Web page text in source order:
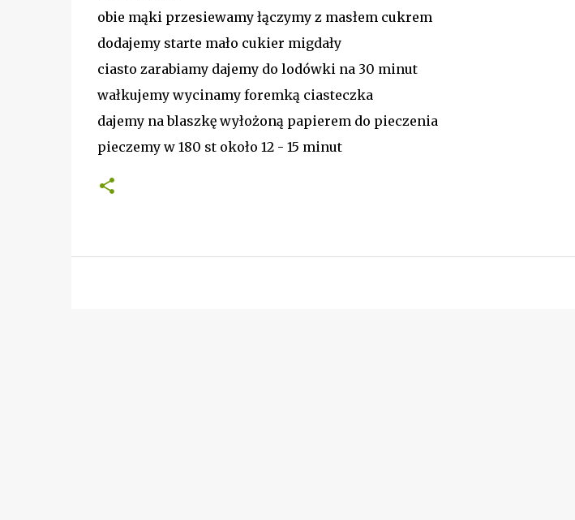
obie mąki przesiewamy łączymy z masłem cukrem
dodajemy starte mało cukier migdały
ciasto zarabiamy dajemy do lodówki na 30 minut
wałkujemy wycinamy foremką ciasteczka
dajemy na blaszkę wyłożoną papierem do pieczenia
pieczemy w 180 st około 12 - 15 minut